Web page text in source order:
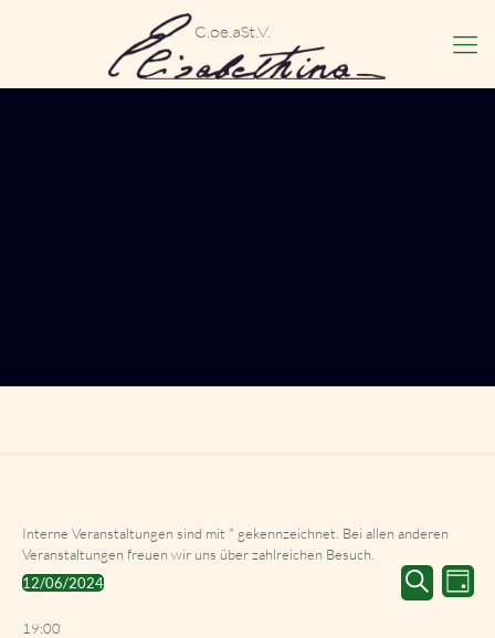
Interne Veranstaltungen sind mit * gekennzeichnet. Bei allen anderen
Veranstaltungen freuen wir uns über zahlreichen Besuch.
Events
Search
Search
Event
Views
Day
12/06/2024
date.
19:00